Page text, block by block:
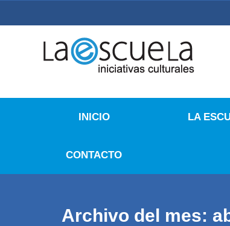
La Escuela
INICIO LA
CONTACTO
Archivo del mes: